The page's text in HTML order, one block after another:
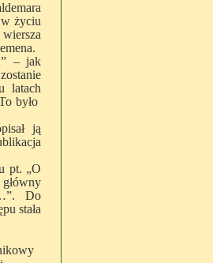
życiu
– jak
latach
było
ją
pt. „O
główny
…”. Do
stała